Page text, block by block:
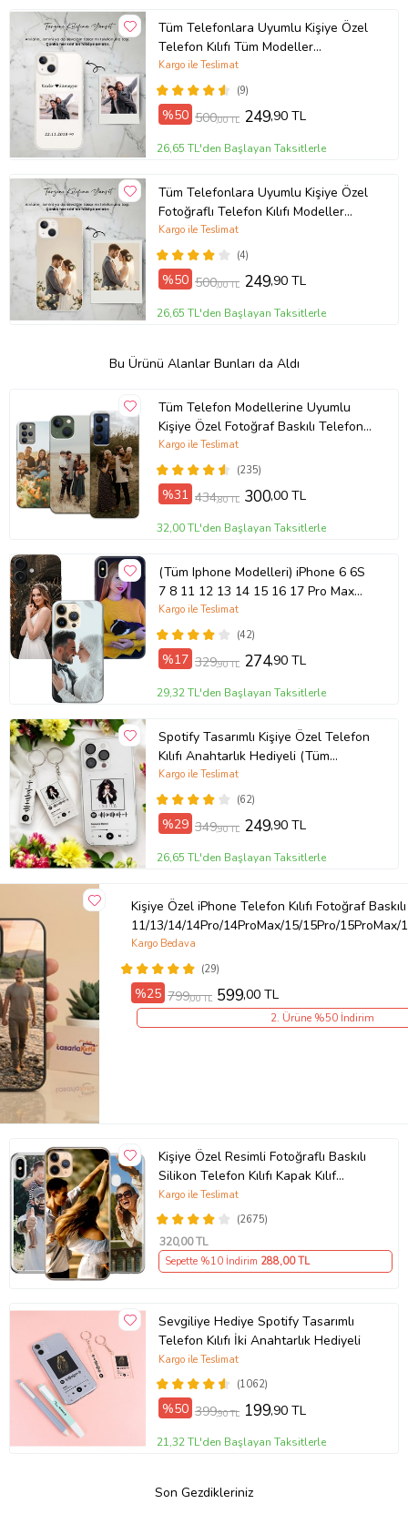
Tüm Telefonlara Uyumlu Kişiye Özel
Telefon Kılıfı Tüm Modeller
Açıklamada
(9)
Kargo ile Teslimat
%50 500,00 TL 249,90 TL
26,65 TL'den Başlayan Taksitlerle
Tüm Telefonlara Uyumlu Kişiye Özel
Fotoğraflı Telefon Kılıfı Modeller
Açıklamada
(4)
Kargo ile Teslimat
%50 500,00 TL 249,90 TL
26,65 TL'den Başlayan Taksitlerle
Bu Ürünü Alanlar Bunları da Aldı
Tüm Telefon Modellerine Uyumlu
Kişiye Özel Fotoğraf Baskılı Telefon
Kılıfı
(235)
Kargo ile Teslimat
%31 434,80 TL 300,00 TL
32,00 TL'den Başlayan Taksitlerle
(Tüm Iphone Modelleri) iPhone 6 6S
7 8 11 12 13 14 15 16 17 Pro Max
Plus Mini Kişiye Özel Resimli
Fotoğraflı Kılıf(42)
Kargo ile Teslimat
%17 329,90 TL 274,90 TL
29,32 TL'den Başlayan Taksitlerle
Spotify Tasarımlı Kişiye Özel Telefon
Kılıfı Anahtarlık Hediyeli (Tüm
Telefon Kılıfları Mevcuttur.)
(62)
Kargo ile Teslimat
%29 349,90 TL 249,90 TL
26,65 TL'den Başlayan Taksitlerle
Kişiye Özel iPhone Telefon Kılıfı Fotoğraf Baskılı
11/13/14/14Pro/14ProMax/15/15Pro/
(29)
Kargo Bedava
%25 799,00 TL 599,00 TL
2. Ürüne %50 İndirim
Kişiye Özel Resimli Fotoğraflı Baskılı
Silikon Telefon Kılıfı Kapak Kılıf
(Telefon Modelleri Açıklamada)
(2675)
Kargo ile Teslimat
320,00 TL
Sepette %10 İndirim 288,00 TL
Sevgiliye Hediye Spotify Tasarımlı
Telefon Kılıfı İki Anahtarlık Hediyeli
(1062)
Kargo ile Teslimat
%50 399,90 TL 199,90 TL
21,32 TL'den Başlayan Taksitlerle
Son Gezdikleriniz